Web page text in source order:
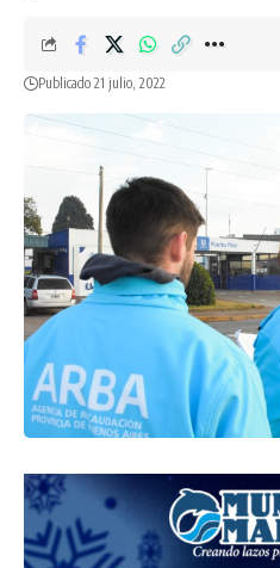
Publicado 21 julio, 2022